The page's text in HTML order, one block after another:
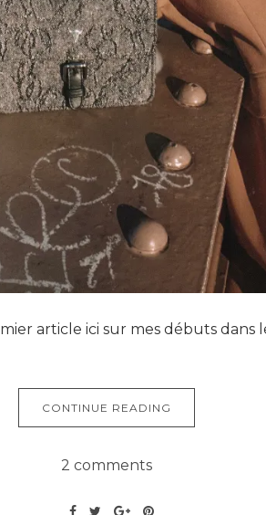
article ici sur mes débuts dans
CONTINUE READING
2 comments